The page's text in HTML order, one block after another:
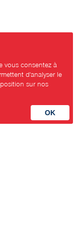
vous consentez à
d'analyser le
sur nos